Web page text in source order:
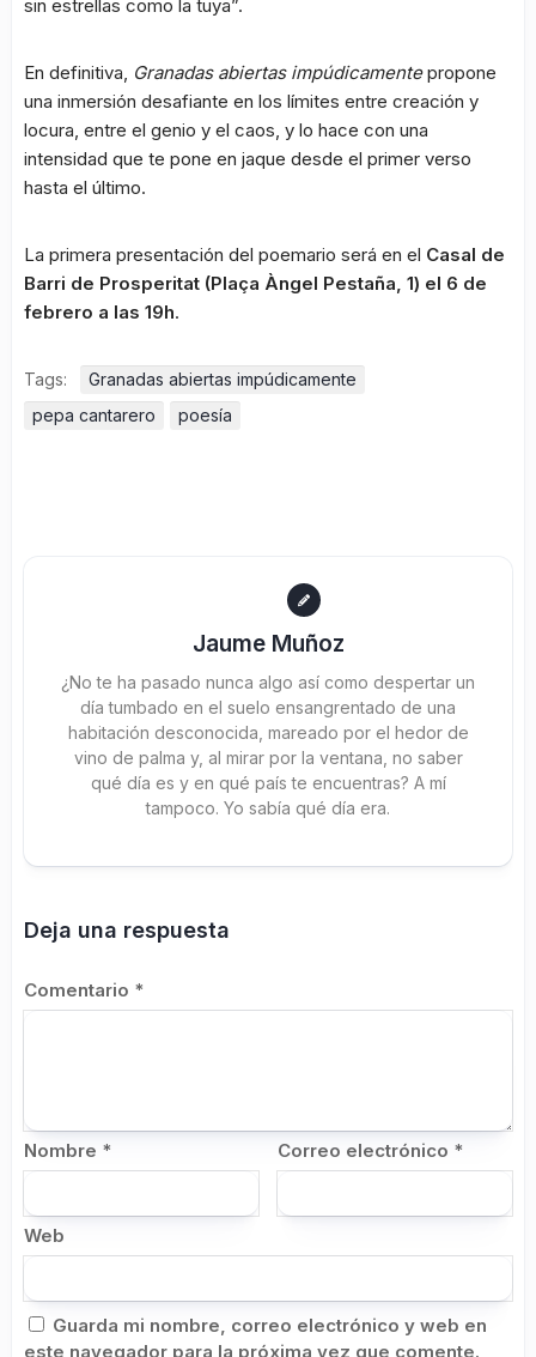
sin estrellas como la tuya”.
En definitiva, Granadas abiertas impúdicamentepropone
una inmersión desafiante en los límites entre creación y
locura, entre el genio y el caos, y lo hace con una
intensidad que te pone en jaque desde el primer verso
hasta el último.
La primera presentación del poemario será en el Casal de
Barri de Prosperitat (Plaça Àngel Pestaña, 1) el 6 de
febrero a las 19h.
Tags:
Granadas abiertas impúdicamente
pepa cantarero
poesía
Jaume Muñoz
¿No te ha pasado nunca algo así como despertar un
día tumbado en el suelo ensangrentado de una
habitación desconocida, mareado por el hedor de
vino de palma y, al mirar por la ventana, no saber
qué día es y en qué país te encuentras? A mí
tampoco. Yo sabía qué día era.
Deja una respuesta
Comentario *
Nombre * Correo electrónico *
Web
Guarda mi nombre, correo electrónico y web en
este navegador para la próxima vez que comente.